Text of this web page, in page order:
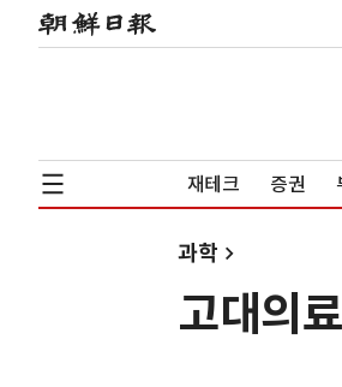
재테크 증권
과학
고대의